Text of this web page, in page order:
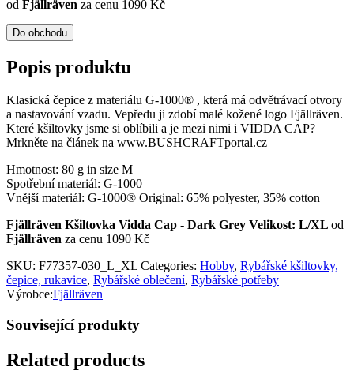
od Fjällräven za cenu 1090 Kč
Do obchodu
Popis produktu
Klasická čepice z materiálu G-1000® , která má odvětrávací otvory
a nastavování vzadu. Vepředu ji zdobí malé kožené logo Fjällräven.
Které kšiltovky jsme si oblíbili a je mezi nimi i VIDDA CAP?
Mrkněte na článek na www.BUSHCRAFTportal.cz
Hmotnost: 80 g in size M
Spotřební materiál: G-1000
Vnější materiál: G-1000® Original: 65% polyester, 35% cotton
Fjällräven Kšiltovka Vidda Cap - Dark Grey Velikost: L/XL od
Fjällräven za cenu 1090 Kč
SKU: F77357-030_L_XL Categories: Hobby, Rybářské kšiltovky,
čepice, rukavice, Rybářské oblečení, Rybářské potřeby
Výrobce:Fjällräven
Související produkty
Related products